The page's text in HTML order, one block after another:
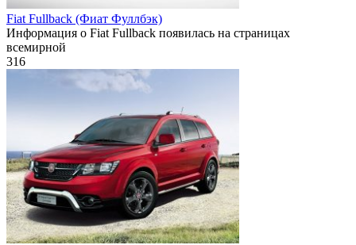
Fiat Fullback (Фиат Фуллбэк)
Информация о Fiat Fullback появилась на страницах
всемирной
316